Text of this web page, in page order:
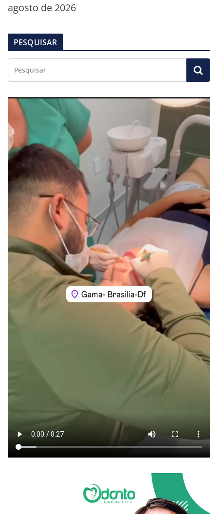
agosto de 2026
PESQUISAR